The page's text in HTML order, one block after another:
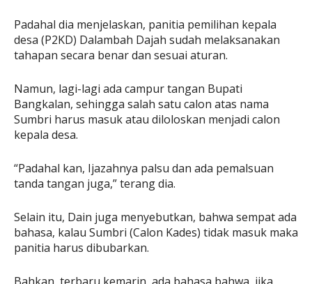
Padahal dia menjelaskan, panitia pemilihan kepala
desa (P2KD) Dalambah Dajah sudah melaksanakan
tahapan secara benar dan sesuai aturan.
Namun, lagi-lagi ada campur tangan Bupati
Bangkalan, sehingga salah satu calon atas nama
Sumbri harus masuk atau diloloskan menjadi calon
kepala desa.
“Padahal kan, Ijazahnya palsu dan ada pemalsuan
tanda tangan juga,” terang dia.
Selain itu, Dain juga menyebutkan, bahwa sempat ada
bahasa, kalau Sumbri (Calon Kades) tidak masuk maka
panitia harus dibubarkan.